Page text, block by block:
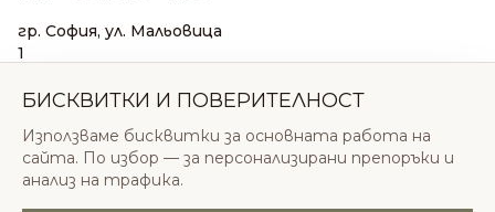
гр. София, ул. Мальовица
1
sales@odonatacosmetics.com
Нед: 11:00 – 18:00
БИСКВИТКИ И ПОВЕРИТЕЛНОСТ
Използваме бисквитки за основната работа на
сайта. По избор — за персонализирани препоръки и
анализ на трафика.